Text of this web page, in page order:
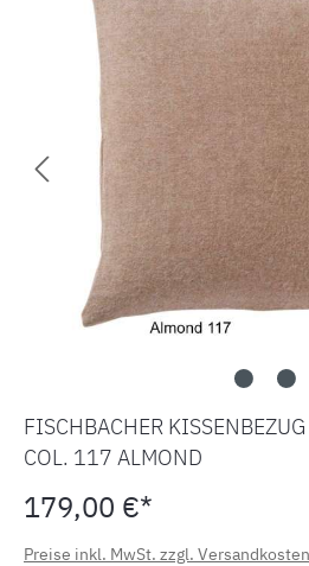
FISCHBACHER
COL. 117 ALMOND
179,00 €*
Preise inkl. MwSt. zzgl. Versandkosten